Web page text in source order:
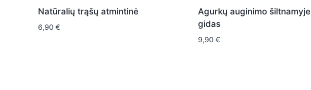
Natūralių trąšų atmintinė
6,90 €
Agurkų auginimo šiltnamyje
gidas
9,90 €